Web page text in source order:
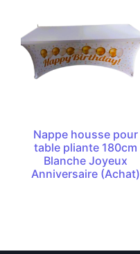
Nappe housse pour
table pliante 180cm
Blanche Joyeux
Anniversaire (Achat)